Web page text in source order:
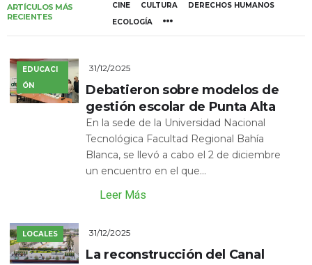
ARTÍCULOS MÁS
RECIENTES
CINE CULTURA
DERECHOS HUMANOS
ECOLOGÍA
EDUCACI
ÓN
31/12/2025
Debatieron sobre modelos de
gestión escolar de Punta Alta
En la sede de la Universidad Nacional
Tecnológica Facultad Regional Bahía
Blanca, se llevó a cabo el 2 de diciembre
un encuentro en el que...
Leer Más
LOCALES 31/12/2025
La reconstrucción del Canal